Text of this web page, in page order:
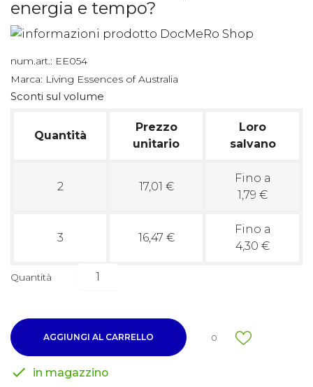
energia e tempo?
num.art.: EE054
Marca: Living Essences of Australia
Sconti sul volume
Quantità
Prezzo
unitario
Loro
salvano
2 17,01 €
Fino a
1,79 €
3 16,47 €
Fino a
4,30 €
Quantità
AGGIUNGI AL CARRELLO 0
 in magazzino